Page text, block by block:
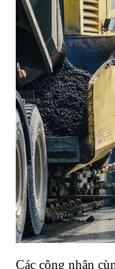
Các công nhân